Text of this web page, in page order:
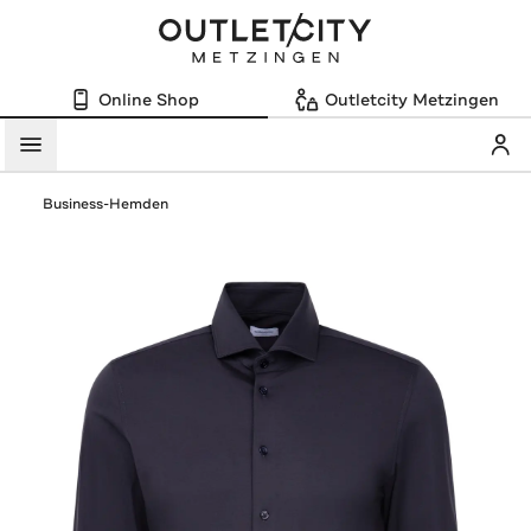
Online Shop Outletcity Metzingen
Menü
Business-Hemden